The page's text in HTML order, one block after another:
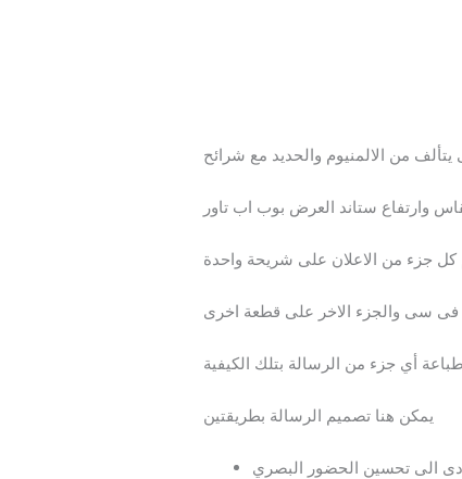
يمكن هنا تصميم الرسالة بطريقتين
الى تحسين الحضور البصري